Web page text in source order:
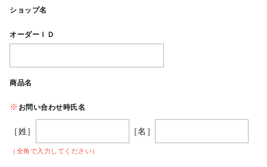
ショップ名
オーダーＩＤ
商品名
お問い合わせ時氏名
［姓］ ［名］
（全角で入力してください）